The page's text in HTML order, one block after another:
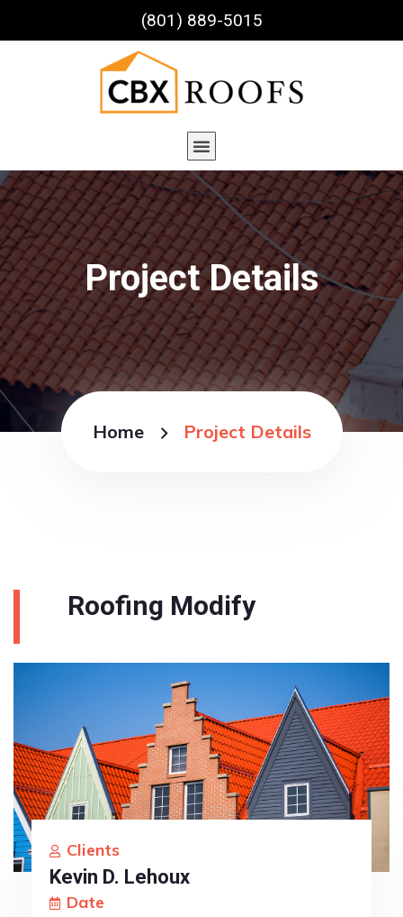
(801) 889-5015
Project Details
Home Project Details
Roofing Modify
Clients
Kevin D. Lehoux
Date